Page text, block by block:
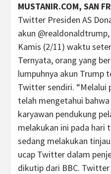
MUSTANIR.COM, SAN
Twitter Presiden AS
akun
Kamis (2/11) waktu
Ternyata, orang yang
lumpuhnya akun Trump
Twitter sendiri. “Melalui
telah mengetahui
karyawan pendukung
melakukan ini pada hari
sedang melakukan
ucap Twitter dalam
dikutip dari BBC.